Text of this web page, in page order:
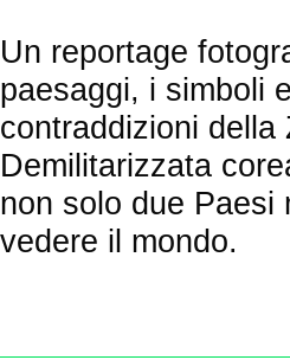
Un reportage
paesaggi, i simboli
contraddizioni della
Demilitarizzata
non solo due Paesi
vedere il mondo.